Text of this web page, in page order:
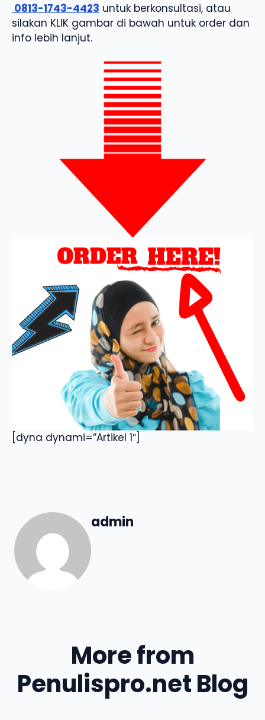
0813-1743-4423 untuk berkonsultasi, atau
silakan KLIK gambar di bawah untuk order dan
info lebih lanjut.
[dyna dynami=”Artikel 1″]
admin
More from
Penulispro.net Blog